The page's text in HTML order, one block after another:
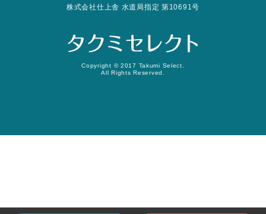
株式会社仕上舎 水道局指定 第10691号
Copyright © 2017 Takumi Select.
All Rights Reserved.